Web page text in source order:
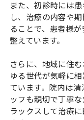
また、初診時には
し、治療の内容や
ることで、患者様
整えています。
さらに、地域に住
ゆる世代が気軽に
ています。院内は
ッフも親切で丁寧
ラックスして治療